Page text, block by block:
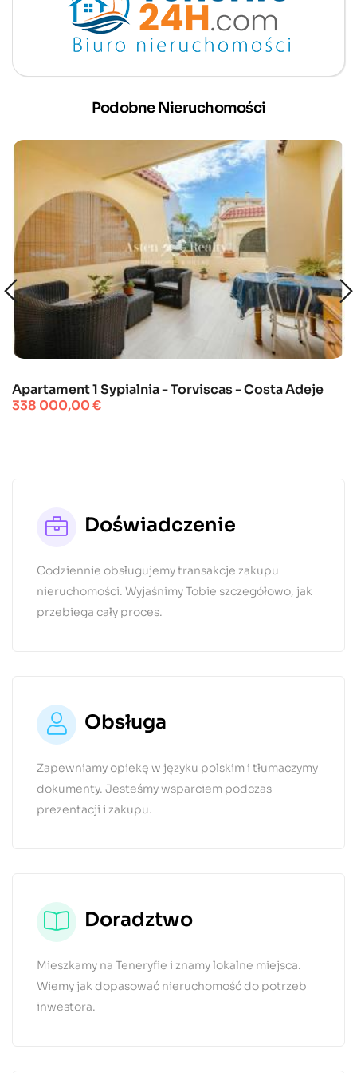
Podobne Nieruchomości
Apartament 1 Sypialnia - Torviscas - Costa Adeje
Cena
338 000,00 €
Doświadczenie
Codziennie obsługujemy transakcje zakupu
nieruchomości. Wyjaśnimy Tobie szczegółowo, jak
przebiega cały proces.
Obsługa
Zapewniamy opiekę w języku polskim i tłumaczymy
dokumenty. Jesteśmy wsparciem podczas
prezentacji i zakupu.
Doradztwo
Mieszkamy na Teneryfie i znamy lokalne miejsca.
Wiemy jak dopasować nieruchomość do potrzeb
inwestora.